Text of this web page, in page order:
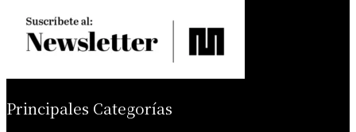
Principales Categorías